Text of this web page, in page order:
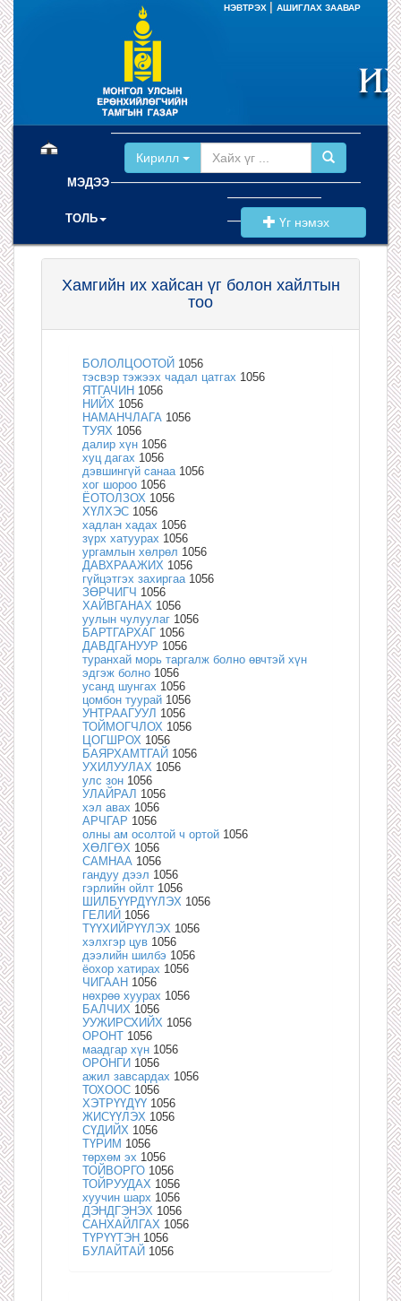
НЭВТРЭХ АШИГЛАХ ЗААВАР
МЭДЭЭ
ТОЛЬ
Кирилл
Үг нэмэх
Хамгийн их хайсан үг болон хайлтын
тоо
БОЛОЛЦООТОЙ 1056
тэсвэр тэжээх чадал цатгах 1056
ЯТГАЧИН 1056
НИЙХ 1056
НАМАНЧЛАГА 1056
ТУЯХ 1056
далир хүн 1056
хуц дагах 1056
дэвшингүй санаа 1056
хог шороо 1056
ЁОТОЛЗОХ 1056
ХҮЛХЭС 1056
хадлан хадах 1056
зүрх хатуурах 1056
ургамлын хөлрөл 1056
ДАВХРААЖИХ 1056
гүйцэтгэх захиргаа 1056
ЗӨРЧИГЧ 1056
ХАЙВГАНАХ 1056
уулын чулуулаг 1056
БАРТГАРХАГ 1056
ДАВДГАНУУР 1056
туранхай морь таргалж болно өвчтэй хүн
эдгэж болно 1056
усанд шунгах 1056
цомбон туурай 1056
УНТРААГУУЛ 1056
ТОЙМОГЧЛОХ 1056
ЦОГШРОХ 1056
БАЯРХАМТГАЙ 1056
УХИЛУУЛАХ 1056
улс зон 1056
УЛАЙРАЛ 1056
хэл авах 1056
АРЧГАР 1056
олны ам осолтой ч ортой 1056
ХӨЛГӨХ 1056
САМНАА 1056
гандуу дээл 1056
гэрлийн ойлт 1056
ШИЛБҮҮРДҮҮЛЭХ 1056
ГЕЛИЙ 1056
ТҮҮХИЙРҮҮЛЭХ 1056
хэлхгэр цув 1056
дээлийн шилбэ 1056
ёохор хатирах 1056
ЧИГААН 1056
нөхрөө хуурах 1056
БАЛЧИХ 1056
УУЖИРСХИЙХ 1056
ОРОНТ 1056
маадгар хүн 1056
ОРОНГИ 1056
ажил завсардах 1056
ТОХООС 1056
ХЭТРҮҮДҮҮ 1056
ЖИСҮҮЛЭХ 1056
СҮДИЙХ 1056
ТҮРИМ 1056
төрхөм эх 1056
ТОЙВОРГО 1056
ТОЙРУУДАХ 1056
хуучин шарх 1056
ДЭНДГЭНЭХ 1056
САНХАЙЛГАХ 1056
ТҮРҮҮТЭН 1056
БУЛАЙТАЙ 1056